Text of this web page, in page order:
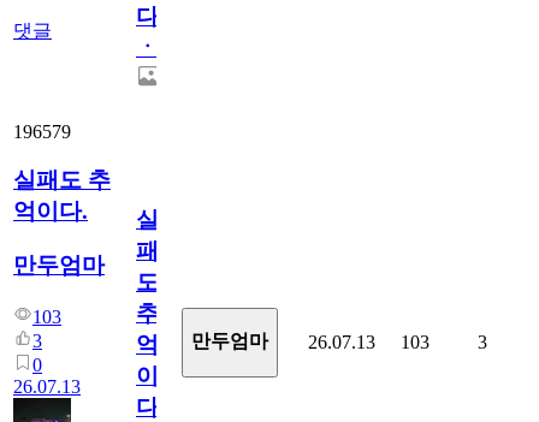
댓글
다
ㆍ
196579
실패도 추
억이다.
만두엄마
103
3
0
26.07.13
실
패
도
추
억
이
다.
만두엄마 26.07.13 103 3